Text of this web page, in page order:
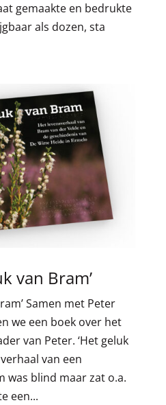
gemaakte en bedrukte
als dozen, sta
van Bram’
Samen met Peter
we een boek over het
van Peter. ‘Het geluk
van een
was blind maar zat o.a.
een...